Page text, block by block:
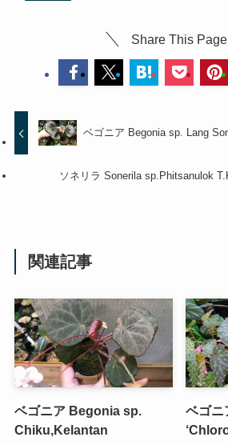
Share This Page
ベゴニア Begonia sp. Lang
ソネリラ Sonerila sp.Phitsanulok
関連記事
ベゴニア Begonia sp.
Chiku,Kelantan
ベゴ